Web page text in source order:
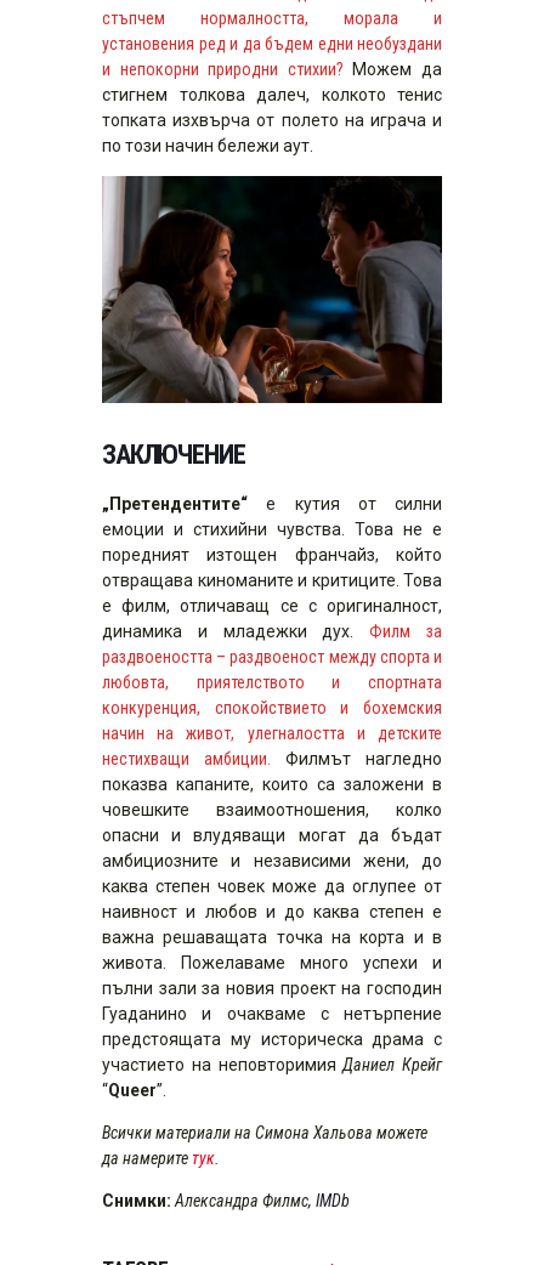
стъпчем нормалността, морала и
установения ред и да бъдем едни необуздани
и непокорни природни стихии? Можем да
стигнем толкова далеч, колкото тенис
топката изхвърча от полето на играча и
по този начин бележи аут.
ЗАКЛЮЧЕНИЕ
„Претендентите“ е кутия от силни
емоции и стихийни чувства. Това не е
поредният изтощен франчайз, който
отвращава киноманите и критиците. Това
е филм, отличаващ се с оригиналност,
динамика и младежки дух.Филм за
раздвоеността – раздвоеност между спорта и
любовта, приятелството и спортната
конкуренция, спокойствието и бохемския
начин на живот, улегналостта и детските
нестихващи амбиции.
Филмът нагледно
показва капаните, които са заложени в
човешките взаимоотношения, колко
опасни и влудяващи могат да бъдат
амбициозните и независими жени, до
каква степен човек може да оглупее от
наивност и любов и до каква степен е
важна решаващата точка на корта и в
живота. Пожелаваме много успехи и
пълни зали за новия проект на господин
Гуаданино и очакваме с нетърпение
предстоящата му историческа драма с
участието на неповторимияДаниел Крейг
“Queer”.
Всички материали на Симона Хальова можете
да намеритетук
Снимки: Александра Филмс, IMDb